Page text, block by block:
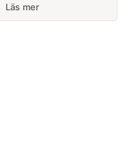
Läs mer